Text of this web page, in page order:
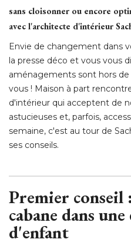
sans cloisonner ou encore
avec l'architecte d'intérieur
Envie de changement dans
la presse déco et vous vous
aménagements sont hors
vous ! Maison à part
d'intérieur qui acceptent de
astucieuses et, parfois,
semaine, c'est au tour de
ses conseils.
Premier conseil
cabane dans
d'enfant